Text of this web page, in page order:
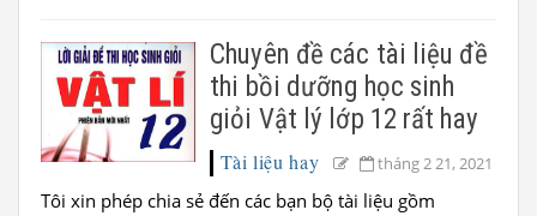
Chuyên đề các tài liệu đề
thi bồi dưỡng học sinh
giỏi Vật lý lớp 12 rất hay
Tài liệu hay tháng 2 21, 2021
Tôi xin phép chia sẻ đến các bạn bộ tài liệu gồm